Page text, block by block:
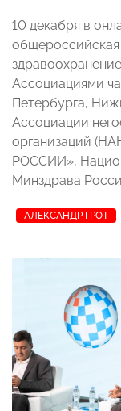
10 декабря в
Ассоциациями
Петербурга,
Ассоциации
организаций
РОССИИ»,
Минздрава
АЛЕКСАНДР ГРОТ